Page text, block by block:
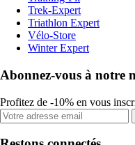
Trek-Expert
Triathlon Expert
Vélo-Store
Winter Expert
Abonnez-vous à notre
Profitez de -10% en vous